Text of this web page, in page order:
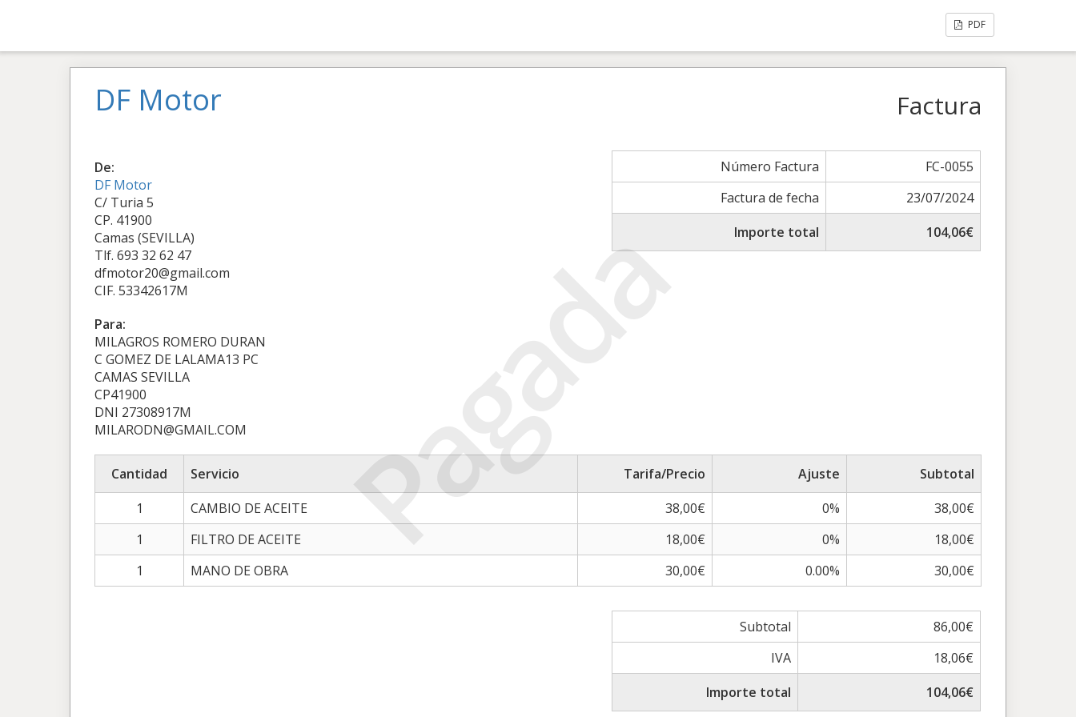
PDF
Pagada
DF Motor Factura
De:
DF Motor
C/ Turia 5
CP. 41900
Camas (SEVILLA)
Tlf. 693 32 62 47
dfmotor20@gmail.com
CIF. 53342617M
Número Factura
FC-0055
Factura de fecha
23/07/2024
Importe total
104,06€
Para:
MILAGROS ROMERO DURAN
C GOMEZ DE LALAMA13 PC
CAMAS SEVILLA
CP41900
DNI 27308917M
MILARODN@GMAIL.COM
Cantidad Servicio Tarifa/Precio Ajuste
Subtotal
1
CAMBIO DE ACEITE 38,00€ 0%
38,00€
1
FILTRO DE ACEITE 18,00€ 0%
18,00€
1
MANO DE OBRA 30,00€ 0.00% 30,00€
Subtotal
86,00€
IVA
18,06€
Importe total
104,06€